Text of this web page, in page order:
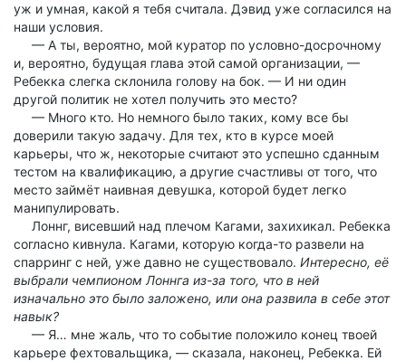
уж и умная, какой я тебя считала. Дэвид уже согласился на
наши условия.
— А ты, вероятно, мой куратор по условно-досрочному
и, вероятно, будущая глава этой самой организации, —
Ребекка слегка склонила голову на бок. — И ни один
другой политик не хотел получить это место?
— Много кто. Но немного было таких, кому все бы
доверили такую задачу. Для тех, кто в курсе моей
карьеры, что ж, некоторые считают это успешно сданным
тестом на квалификацию, а другие счастливы от того, что
место займёт наивная девушка, которой будет легко
манипулировать.
Лоннг, висевший над плечом Кагами, захихикал. Ребекка
согласно кивнула. Кагами, которую когда-то развели на
спарринг с ней, уже давно не существовало. Интересно, её
выбрали чемпионом Лоннга из-за того, что в ней
изначально это было заложено, или она развила в себе этот
навык?
— Я… мне жаль, что то событие положило конец твоей
карьере фехтовальщика, — сказала, наконец, Ребекка. Ей